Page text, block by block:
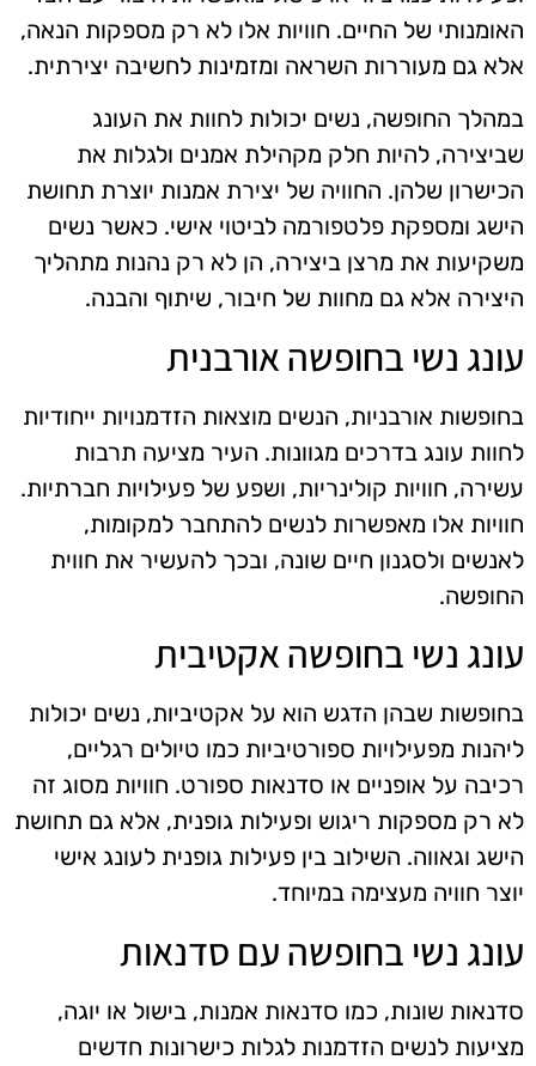
האומנותי של החיים. חוויות אלו לא רק מספקות הנאה,
אלא גם מעוררות השראה ומזמינות לחשיבה יצירתית.
במהלך החופשה, נשים יכולות לחוות את העונג
שביצירה, להיות חלק מקהילת אמנים ולגלות את
הכישרון שלהן. החוויה של יצירת אמנות יוצרת תחושת
הישג ומספקת פלטפורמה לביטוי אישי. כאשר נשים
משקיעות את מרצן ביצירה, הן לא רק נהנות מתהליך
היצירה אלא גם מחוות של חיבור, שיתוף והבנה.
עונג נשי בחופשה אורבנית
בחופשות אורבניות, הנשים מוצאות הזדמנויות ייחודיות
לחוות עונג בדרכים מגוונות. העיר מציעה תרבות
עשירה, חוויות קולינריות, ושפע של פעילויות חברתיות.
חוויות אלו מאפשרות לנשים להתחבר למקומות,
לאנשים ולסגנון חיים שונה, ובכך להעשיר את חווית
החופשה.
עונג נשי בחופשה אקטיבית
בחופשות שבהן הדגש הוא על אקטיביות, נשים יכולות
ליהנות מפעילויות ספורטיביות כמו טיולים רגליים,
רכיבה על אופניים או סדנאות ספורט. חוויות מסוג זה
לא רק מספקות ריגוש ופעילות גופנית, אלא גם תחושת
הישג וגאווה. השילוב בין פעילות גופנית לעונג אישי
יוצר חוויה מעצימה במיוחד.
עונג נשי בחופשה עם סדנאות
סדנאות שונות, כמו סדנאות אמנות, בישול או יוגה,
מציעות לנשים הזדמנות לגלות כישרונות חדשים